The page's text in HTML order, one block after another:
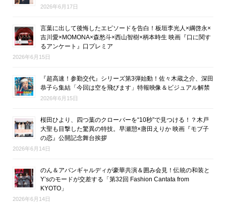
2026年6月17日
言葉に出して後悔したエピソードを告白！板垣李光人×綱啓永×
吉川愛×MOMONA×森愁斗×西山智樹×柄本時生 映画『口に関す
るアンケート』口プレミア
2026年6月15日
『超高速！参勤交代』シリーズ第3弾始動！佐々木蔵之介、深田
恭子ら集結「今回は空を飛びます」特報映像＆ビジュアル解禁
2026年6月15日
桜田ひより、四つ葉のクローバーを“10秒”で見つける！？木戸
大聖も目撃した驚異の特技。早瀬憩×唐田えりか 映画『モブ子
の恋』公開記念舞台挨拶
2026年6月14日
のん＆アバンギャルディが豪華共演＆囲み会見！伝統の和装と
Y’sのモードが交差する「第32回 Fashion Cantata from
KYOTO」
2026年6月14日